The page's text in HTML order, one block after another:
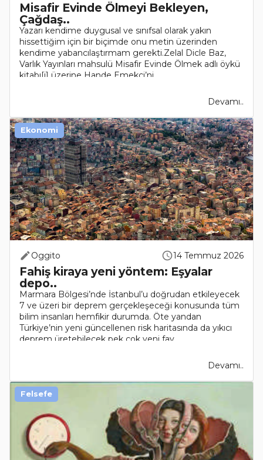
Misafir Evinde Ölmeyi Bekleyen,
Çağdaş..
Yazarı kendime duygusal ve sınıfsal olarak yakın
hissettiğim için bir biçimde onu metin üzerinden
kendime yabancılaştırmam gerekti.Zelal Dicle Baz,
Varlık Yayınları mahsulü Misafir Evinde Ölmek adlı öykü
kitabı[i] üzerine Hande Emekçi’ni..
Devamı..
Oggito 14 Temmuz 2026
Fahiş kiraya yeni yöntem: Eşyalar
depo..
Marmara Bölgesi’nde İstanbul’u doğrudan etkileyecek
7 ve üzeri bir deprem gerçekleşeceği konusunda tüm
bilim insanları hemfikir durumda. Öte yandan
Türkiye’nin yeni güncellenen risk haritasında da yıkıcı
deprem üretebilecek pek çok yeni fay..
Devamı..
Ekonomi
Felsefe